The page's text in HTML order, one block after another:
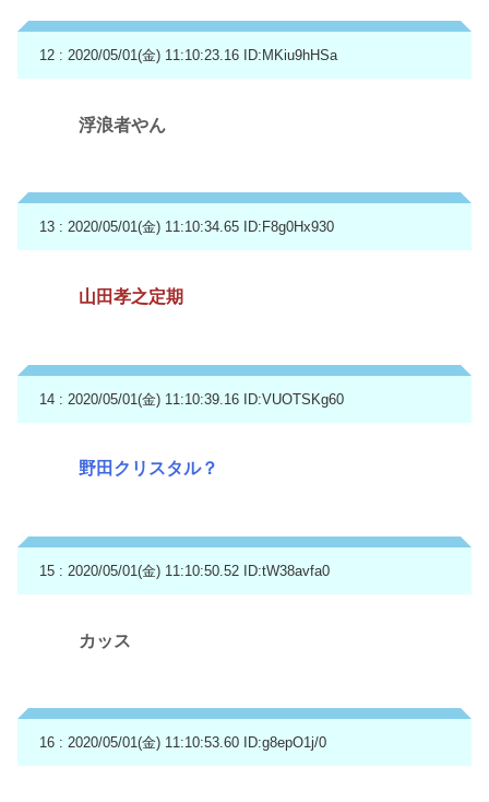
12 : 2020/05/01(金) 11:10:23.16 ID:MKiu9hHSa
浮浪者やん
13 : 2020/05/01(金) 11:10:34.65 ID:F8g0Hx930
山田孝之定期
14 : 2020/05/01(金) 11:10:39.16 ID:VUOTSKg60
野田クリスタル？
15 : 2020/05/01(金) 11:10:50.52 ID:tW38avfa0
カッス
16 : 2020/05/01(金) 11:10:53.60 ID:g8epO1j/0